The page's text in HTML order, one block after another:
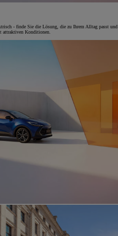
- finde Sie die Lösung, die zu Ihrem Alltag passt und
attraktiven Konditionen.